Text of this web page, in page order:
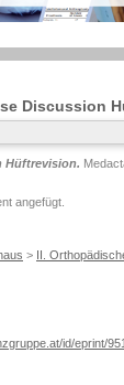
Discussion
Hüftrevision.
angefügt.
> II.
id/eprint/